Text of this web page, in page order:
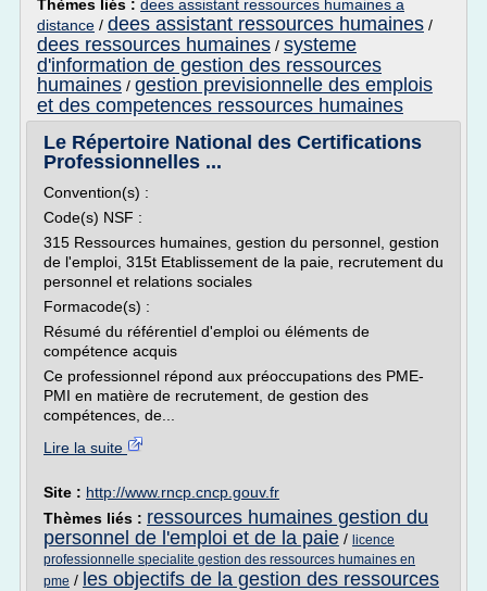
Thèmes liés : dees assistant ressources humaines a
distance / dees assistant ressources humaines /
dees ressources humaines / systeme
d'information de gestion des ressources
humaines / gestion previsionnelle des emplois
et des competences ressources humaines
Le Répertoire National des Certifications
Professionnelles ...
Convention(s) :
Code(s) NSF :
315 Ressources humaines, gestion du personnel, gestion
de l'emploi, 315t Etablissement de la paie, recrutement du
personnel et relations sociales
Formacode(s) :
Résumé du référentiel d'emploi ou éléments de
compétence acquis
Ce professionnel répond aux préoccupations des PME-
PMI en matière de recrutement, de gestion des
compétences, de...
Lire la suite
Site : http://www.rncp.cncp.gouv.fr
Thèmes liés : ressources humaines gestion du
personnel de l'emploi et de la paie / licence
professionnelle specialite gestion des ressources humaines en
pme / les objectifs de la gestion des ressources